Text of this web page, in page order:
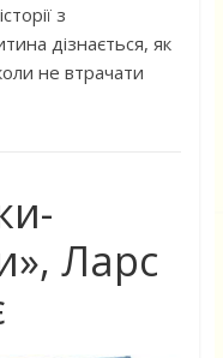
з
дізнається, як
не втрачати
Ларс